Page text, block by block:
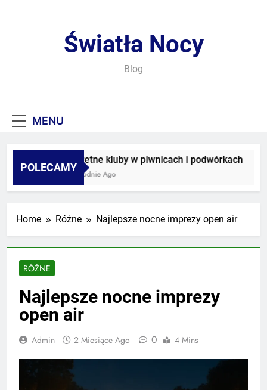
Światła Nocy
Blog
MENU
POLECAMY
Sekretne kluby w piwnicach i podwórkach
3 Tygodnie Ago
Home Różne Najlepsze nocne imprezy open air
RÓŻNE
Najlepsze nocne imprezy
open air
Admin 2 Miesiące Ago 0 4 Mins